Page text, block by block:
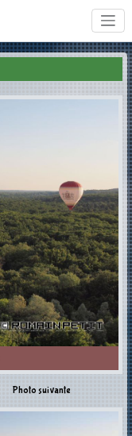
Photo suivante